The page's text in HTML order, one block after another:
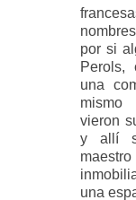
por si
Perols,
una
mismo
vieron
y allí
una